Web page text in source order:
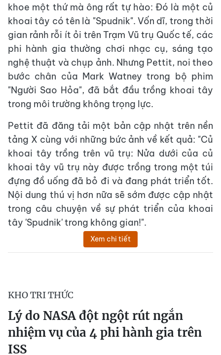
khoe một thứ mà ông rất tự hào: Đó là một củ
khoai tây có tên là "Spudnik". Vốn dĩ, trong thời
gian rảnh rỗi ít ỏi trên Trạm Vũ trụ Quốc tế, các
phi hành gia thường chơi nhạc cụ, sáng tạo
nghệ thuật và chụp ảnh. Nhưng Pettit, noi theo
bước chân của Mark Watney trong bộ phim
"Người Sao Hỏa", đã bắt đầu trồng khoai tây
trong môi trường không trọng lực.
Pettit đã đăng tải một bản cập nhật trên nền
tảng X cùng với những bức ảnh về kết quả: "Củ
khoai tây trồng trên vũ trụ: Nửa dưới của củ
khoai tây vũ trụ này được trồng trong một túi
đựng đồ uống đã bỏ đi và đang phát triển tốt.
Nội dung thú vị hơn nữa sẽ sớm được cập nhật
trong câu chuyện về sự phát triển của khoai
tây 'Spudnik' trong không gian!".
Xem chi tiết
KHO TRI THỨC
Lý do NASA đột ngột rút ngắn
nhiệm vụ của 4 phi hành gia trên
ISS